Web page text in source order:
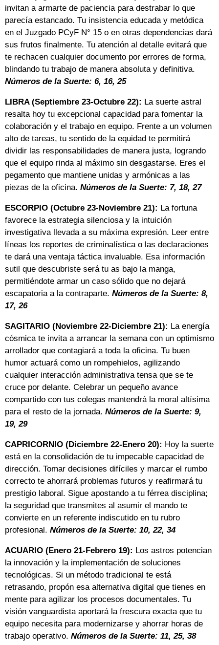
invitan a armarte de paciencia para destrabar lo que
parecía estancado. Tu insistencia educada y metódica
en el Juzgado PCyF N° 15 o en otras dependencias dará
sus frutos finalmente. Tu atención al detalle evitará que
te rechacen cualquier documento por errores de forma,
blindando tu trabajo de manera absoluta y definitiva.
Números de la Suerte: 6, 16, 25
LIBRA (Septiembre 23-Octubre 22): La suerte astral
resalta hoy tu excepcional capacidad para fomentar la
colaboración y el trabajo en equipo. Frente a un volumen
alto de tareas, tu sentido de la equidad te permitirá
dividir las responsabilidades de manera justa, logrando
que el equipo rinda al máximo sin desgastarse. Eres el
pegamento que mantiene unidas y armónicas a las
piezas de la oficina. Números de la Suerte: 7, 18, 27
ESCORPIO (Octubre 23-Noviembre 21): La fortuna
favorece la estrategia silenciosa y la intuición
investigativa llevada a su máxima expresión. Leer entre
líneas los reportes de criminalística o las declaraciones
te dará una ventaja táctica invaluable. Esa información
sutil que descubriste será tu as bajo la manga,
permitiéndote armar un caso sólido que no dejará
escapatoria a la contraparte. Números de la Suerte: 8,
17, 26
SAGITARIO (Noviembre 22-Diciembre 21): La energía
cósmica te invita a arrancar la semana con un optimismo
arrollador que contagiará a toda la oficina. Tu buen
humor actuará como un rompehielos, agilizando
cualquier interacción administrativa tensa que se te
cruce por delante. Celebrar un pequeño avance
compartido con tus colegas mantendrá la moral altísima
para el resto de la jornada. Números de la Suerte: 9,
19, 29
CAPRICORNIO (Diciembre 22-Enero 20): Hoy la suerte
está en la consolidación de tu impecable capacidad de
dirección. Tomar decisiones difíciles y marcar el rumbo
correcto te ahorrará problemas futuros y reafirmará tu
prestigio laboral. Sigue apostando a tu férrea disciplina;
la seguridad que transmites al asumir el mando te
convierte en un referente indiscutido en tu rubro
profesional. Números de la Suerte: 10, 22, 34
ACUARIO (Enero 21-Febrero 19): Los astros potencian
la innovación y la implementación de soluciones
tecnológicas. Si un método tradicional te está
retrasando, propón esa alternativa digital que tienes en
mente para agilizar los procesos documentales. Tu
visión vanguardista aportará la frescura exacta que tu
equipo necesita para modernizarse y ahorrar horas de
trabajo operativo. Números de la Suerte: 11, 25, 38